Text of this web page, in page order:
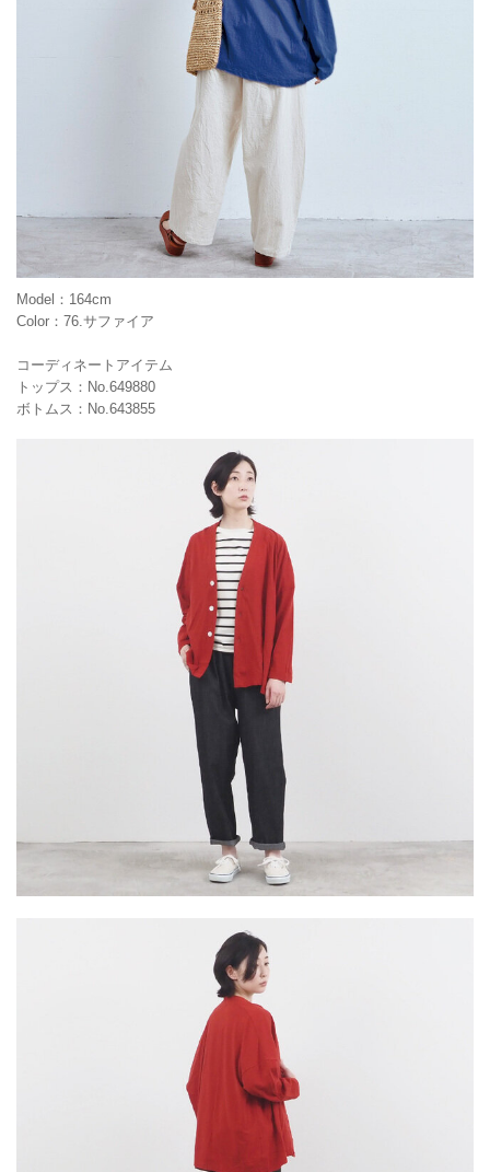
Model：164cm
Color：76.サファイア
コーディネートアイテム
トップス：No.649880
ボトムス：No.643855